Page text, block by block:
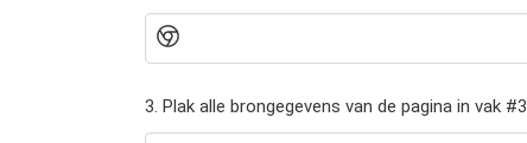
3. Plak alle brongegevens van de pagina in vak #3